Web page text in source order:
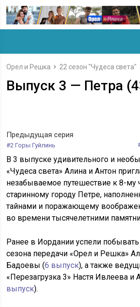
Орел и Решка 22 сезон "Чудеса света"
Выпуск 3 — Петра
Предыдущая серия
#2 Горы Гуйлинь
В 3 выпуске удивительного и
«Чудеса света» Алина и Антон
незабываемое путешествие к 8-му
старинному городу Петре,
тайнами и поражающему
во времени тысячелетними
Ранее в Иордании успели
сезона передачи «Орел и Решка»
Бадоевы (6 выпуск), а также
«Перезагрузка 3» Настя Ивлеева и
выпуск).